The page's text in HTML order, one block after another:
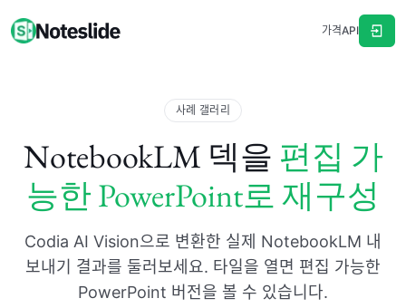
가격API
사례 갤러리
NotebookLM 덱을 편집 가
능한 PowerPoint로 재구성
Codia AI Vision으로 변환한 실제 NotebookLM 내
보내기 결과를 둘러보세요. 타일을 열면 편집 가능한
PowerPoint 버전을 볼 수 있습니다.